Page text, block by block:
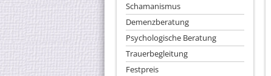
Schamanismus
Demenzberatung
Psychologische Beratung
Trauerbegleitung
Festpreis